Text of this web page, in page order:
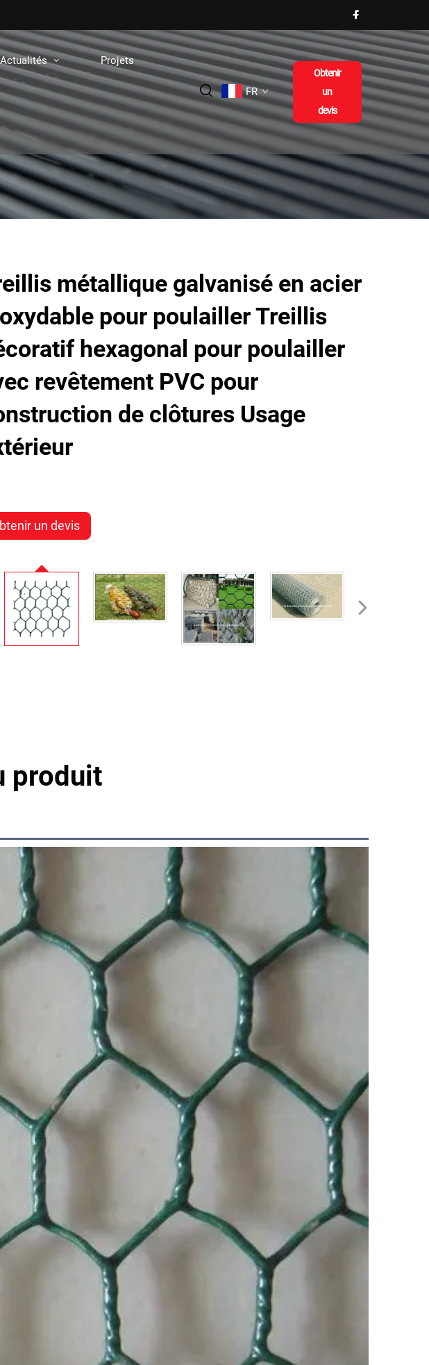
Actualités Projets
FR
Obtenir
un
devis
métallique galvanisé en acier
pour poulailler Treillis
hexagonal pour poulailler
revêtement PVC pour
de clôtures Usage
un devis
produit